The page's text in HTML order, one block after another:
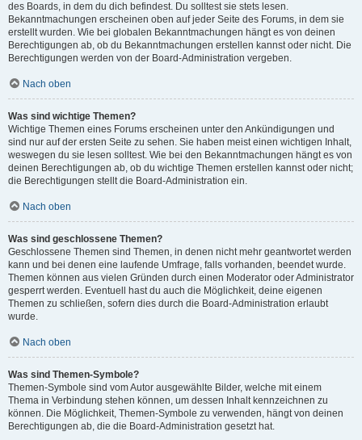
des Boards, in dem du dich befindest. Du solltest sie stets lesen.
Bekanntmachungen erscheinen oben auf jeder Seite des Forums, in dem sie
erstellt wurden. Wie bei globalen Bekanntmachungen hängt es von deinen
Berechtigungen ab, ob du Bekanntmachungen erstellen kannst oder nicht. Die
Berechtigungen werden von der Board-Administration vergeben.
Nach oben
Was sind wichtige Themen?
Wichtige Themen eines Forums erscheinen unter den Ankündigungen und
sind nur auf der ersten Seite zu sehen. Sie haben meist einen wichtigen Inhalt,
weswegen du sie lesen solltest. Wie bei den Bekanntmachungen hängt es von
deinen Berechtigungen ab, ob du wichtige Themen erstellen kannst oder nicht;
die Berechtigungen stellt die Board-Administration ein.
Nach oben
Was sind geschlossene Themen?
Geschlossene Themen sind Themen, in denen nicht mehr geantwortet werden
kann und bei denen eine laufende Umfrage, falls vorhanden, beendet wurde.
Themen können aus vielen Gründen durch einen Moderator oder Administrator
gesperrt werden. Eventuell hast du auch die Möglichkeit, deine eigenen
Themen zu schließen, sofern dies durch die Board-Administration erlaubt
wurde.
Nach oben
Was sind Themen-Symbole?
Themen-Symbole sind vom Autor ausgewählte Bilder, welche mit einem
Thema in Verbindung stehen können, um dessen Inhalt kennzeichnen zu
können. Die Möglichkeit, Themen-Symbole zu verwenden, hängt von deinen
Berechtigungen ab, die die Board-Administration gesetzt hat.